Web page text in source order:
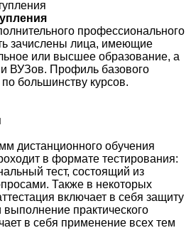
профессионального
зачислены лица, имеющие
или высшее образование, а
ВУЗов. Профиль базового
большинству курсов.
дистанционного обучения
в формате тестирования:
тест, состоящий из
Также в некоторых
включает в себя защиту
практического
в себя применение всех тем